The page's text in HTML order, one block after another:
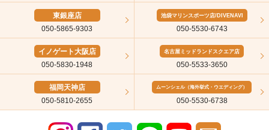
東銀座店
050-5865-9303
池袋マリンスポーツ店/DIVENAVI
050-5530-6743
イノゲート大阪店
050-5830-1948
名古屋ミッドランドスクエア店
050-5533-3650
福岡天神店
050-5810-2655
ムーンシェル（海外挙式・ウエディング）
050-5530-6738